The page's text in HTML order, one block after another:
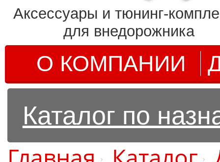
Аксессуары и тюнинг-
для внедорожника
О КОМПАНИИ
Каталог по